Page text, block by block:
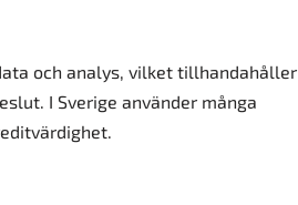
och analys, vilket tillhandahåller
I Sverige använder många